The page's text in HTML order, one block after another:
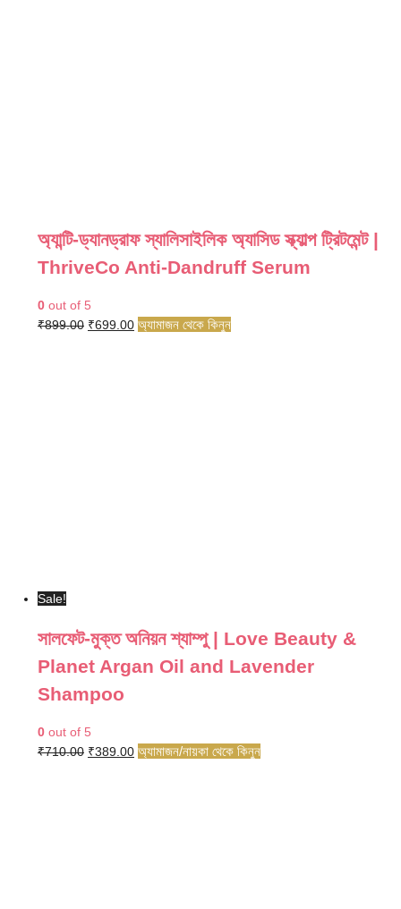
অ্যান্টি-ড্যানড্রাফ স্যালিসাইলিক অ্যাসিড স্ক্যাল্প ট্রিটমেন্ট |
ThriveCo Anti-Dandruff Serum
0 out of 5
₹899.00 Original
₹699.00Current
অ্যামাজন থেকে কিনুন
Sale!
সালফেট-মুক্ত অনিয়ন শ্যাম্পু | Love Beauty &
Planet Argan Oil and Lavender
Shampoo
0 out of 5
₹710.00 Original
₹389.00Current
অ্যামাজন/নায়কা থেকে কিনুন